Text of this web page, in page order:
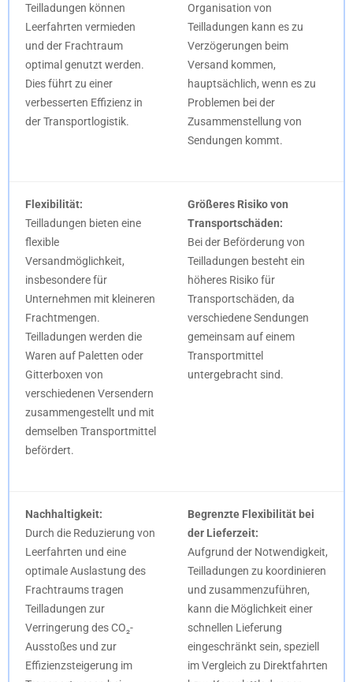
Teilladungen können
Leerfahrten vermieden
und der Frachtraum
optimal genutzt werden.
Dies führt zu einer
verbesserten Effizienz in
der Transportlogistik.
Organisation von
Teilladungen kann es zu
Verzögerungen beim
Versand kommen,
hauptsächlich, wenn es zu
Problemen bei der
Zusammenstellung von
Sendungen kommt.
Flexibilität:
Teilladungen bieten eine
flexible
Versandmöglichkeit,
insbesondere für
Unternehmen mit kleineren
Frachtmengen.
Teilladungen werden die
Waren auf Paletten oder
Gitterboxen von
verschiedenen Versendern
zusammengestellt und mit
demselben Transportmittel
befördert.
Größeres Risiko von
Transportschäden:
Bei der Beförderung von
Teilladungen besteht ein
höheres Risiko für
Transportschäden, da
verschiedene Sendungen
gemeinsam auf einem
Transportmittel
untergebracht sind.
Nachhaltigkeit:
Durch die Reduzierung von
Leerfahrten und eine
optimale Auslastung des
Frachtraums tragen
Teilladungen zur
Verringerung des CO₂-
Ausstoßes und zur
Effizienzsteigerung im
Begrenzte Flexibilität bei
der Lieferzeit:
Aufgrund der Notwendigkeit,
Teilladungen zu koordinieren
und zusammenzuführen,
kann die Möglichkeit einer
schnellen Lieferung
eingeschränkt sein, speziell
im Vergleich zu Direktfahrten